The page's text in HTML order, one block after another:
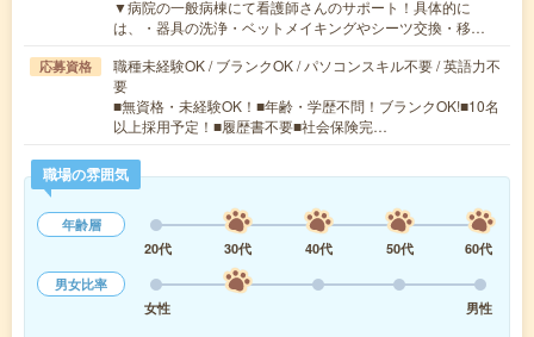
▼病院の一般病棟にて看護師さんのサポート！具体的に
は、・器具の洗浄・ベットメイキングやシーツ交換・移…
応募資格
職種未経験OK / ブランクOK / パソコンスキル不要 / 英語力不
要
■無資格・未経験OK！■年齢・学歴不問！ブランクOK!■10名
以上採用予定！■履歴書不要■社会保険完…
職場の雰囲気
年齢層
20代
30代 40代 50代
60代
男女比率
女性
男性